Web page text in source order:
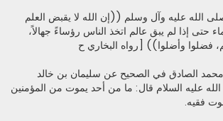
الله عليه وآل وسلم ((إن الله لا يقبض العلم
حتى إذا لم يبق عالم اتخذ الناس رؤساءً جهالاً،
فضلوا وأضلوا)) [رواه البخاري ح
محمد الصادق في الصحيح عن سليمان بن خالد
عليه السلام قال: ما من أحد يموت من المؤمنين
فقيه.